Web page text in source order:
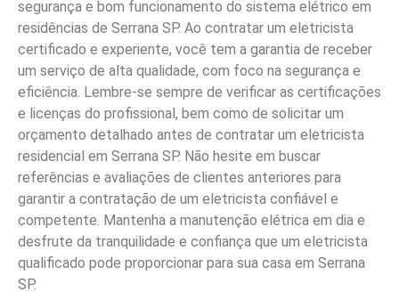
segurança e bom funcionamento do sistema elétrico em
residências de Serrana SP. Ao contratar um eletricista
certificado e experiente, você tem a garantia de receber
um serviço de alta qualidade, com foco na segurança e
eficiência. Lembre-se sempre de verificar as certificações
e licenças do profissional, bem como de solicitar um
orçamento detalhado antes de contratar um eletricista
residencial em Serrana SP. Não hesite em buscar
referências e avaliações de clientes anteriores para
garantir a contratação de um eletricista confiável e
competente. Mantenha a manutenção elétrica em dia e
desfrute da tranquilidade e confiança que um eletricista
qualificado pode proporcionar para sua casa em Serrana
SP.